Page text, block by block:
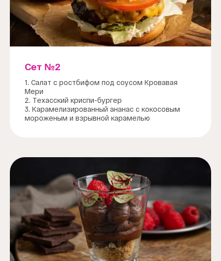
Сет №2
1. Салат с ростбифом под соусом Кровавая
Мери
2. Техасский криспи-бургер
3. Карамелизированный ананас с кокосовым
мороженым и взрывной карамелью